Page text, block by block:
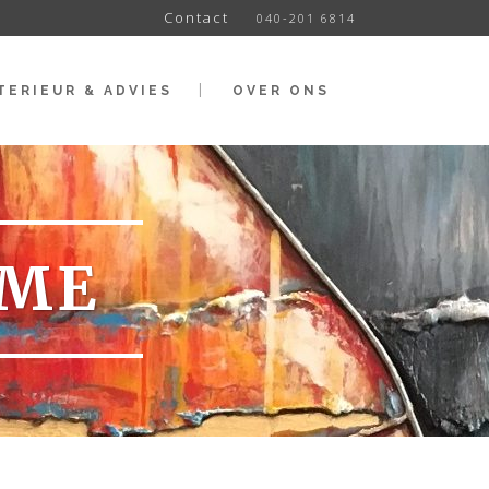
Contact 040-201 6814
& ADVIES OVER ONS